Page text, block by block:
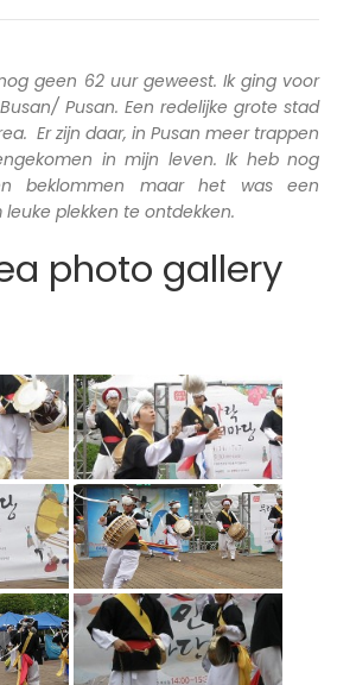
geen 62 uur geweest. Ik ging voor
Pusan. Een redelijke grote stad
Er zijn daar, in Pusan meer trappen
in mijn leven. Ik heb nog
beklommen maar het was een
plekken te ontdekken.
photo gallery